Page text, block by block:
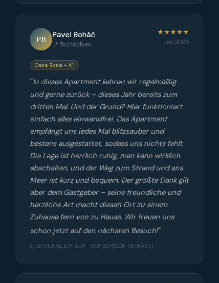
PB Pavel Boháč
📍 Tschechien
★★★★★
Juli 2026
Casa Rosa – A1
In dieses Apartment kehren wir regelmäßig
und gerne zurück – dieses Jahr bereits zum
dritten Mal. Und der Grund? Hier funktioniert
einfach alles einwandfrei. Das Apartment
empfängt uns jedes Mal blitzsauber und
bestens ausgestattet, sodass uns nichts fehlt.
Die Lage ist herrlich ruhig, man kann wirklich
abschalten, und der Weg zum Strand und ans
Meer ist kurz und bequem. Der größte Dank gilt
aber dem Gastgeber – seine freundliche und
herzliche Art macht diesen Ort zu einem
Zuhause fern von zu Hause. Wir freuen uns
schon jetzt auf den nächsten Besuch!
URSPRÜNGLICH AUF TSCHECHISCH VERFASST